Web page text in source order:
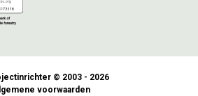
© 2003 - 2026
voorwaarden